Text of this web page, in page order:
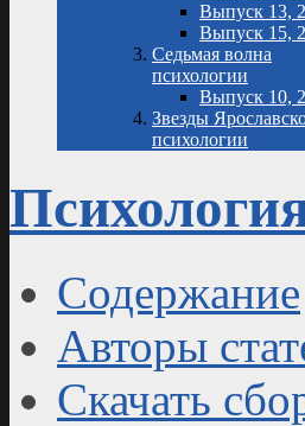
Выпуск 13,
Выпуск 15,
Седьмая волна
психологии
Выпуск 10,
Звезды
психологии
Содержание
Авторы
Скачать